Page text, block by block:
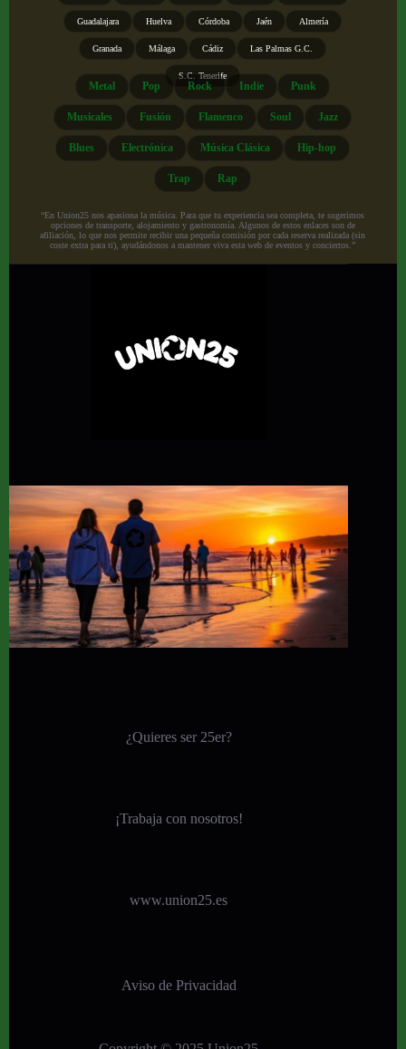
Guadalajara Huelva Córdoba Jaén Almería
Granada Málaga Cádiz Las Palmas G.C.
S.C. Tenerife
Metal Pop Rock Indie Punk
Musicales Fusión Flamenco Soul Jazz
Blues Electrónica Música Clásica Hip-hop
Trap Rap
“En Union25 nos apasiona la música. Para que tu experiencia sea completa, te sugerimos
opciones de transporte, alojamiento y gastronomía. Algunos de estos enlaces son de
afiliación, lo que nos permite recibir una pequeña comisión por cada reserva realizada (sin
coste extra para ti), ayudándonos a mantener viva esta web de eventos y conciertos.”
¿Quieres ser 25er?
¡Trabaja con nosotros!
www.union25.es
Aviso de Privacidad